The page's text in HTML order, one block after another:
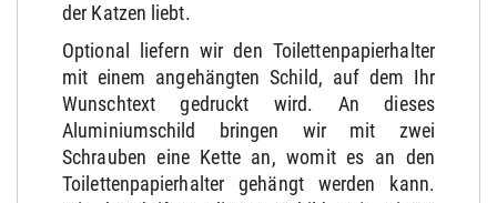
der Katzen liebt.
Optional liefern wir den Toilettenpapierhalter
mit einem angehängten Schild, auf dem Ihr
Wunschtext gedruckt wird. An dieses
Aluminiumschild bringen wir mit zwei
Schrauben eine Kette an, womit es an den
Toilettenpapierhalter gehängt werden kann.